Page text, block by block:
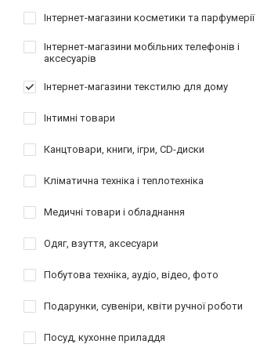
Інтернет-магазини косметики та парфумерії
Інтернет-магазини мобільних телефонів і
аксесуарів
Інтернет-магазини текстилю для дому
Інтимні товари
Канцтовари, книги, ігри, CD-диски
Кліматична техніка і теплотехніка
Медичні товари і обладнання
Одяг, взуття, аксесуари
Побутова техніка, аудіо, відео, фото
Подарунки, сувеніри, квіти ручної роботи
Посуд, кухонне приладдя